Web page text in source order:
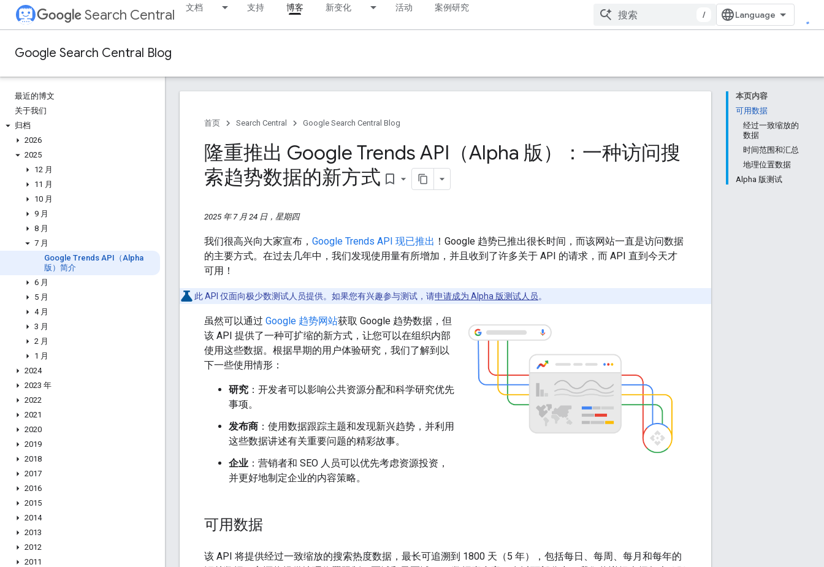
Search Central 文档 支持 博客 新变化 活动 案例研究
/
Google Search Central Blog
最近的博文
关于我们
归档
2026
2025
12 月
11 月
10 月
9 月
8 月
7 月
Google Trends API（Alpha
版）简介
6 月
5 月
4 月
3 月
2 月
1 月
2024
2023 年
2022
2021
2020
2019
2018
2017
2016
2015
2014
2013
2012
2011
本页内容
可用数据
经过一致缩放的
数据
时间范围和汇总
地理位置数据
Alpha 版测试
首页 Search Central Google Search Central Blog
隆重推出 Google Trends API（Alpha 版）：一种访问搜
索趋势数据的新方式 bookmark_border
2025 年 7 月 24 日，星期四
我们很高兴向大家宣布， Google Trends API 现已推出 ！Google 趋势已推出很长时间，而该网站一直是访问数据
的主要方式。在过去几年中，我们发现使用量有所增加，并且收到了许多关于 API 的请求，而 API 直到今天才
可用！
此 API 仅面向极少数测试人员提供。如果您有兴趣参与测试，请申请成为 Alpha 版测试人员。
虽然可以通过 Google 趋势网站获取 Google 趋势数据，但
该 API 提供了一种可扩缩的新方式，让您可以在组织内部
使用这些数据。根据早期的用户体验研究，我们了解到以
下一些使用情形：
研究 ：开发者可以影响公共资源分配和科学研究优先
事项。
发布商 ：使用数据跟踪主题和发现新兴趋势，并利用
这些数据讲述有关重要问题的精彩故事。
企业 ：营销者和 SEO 人员可以优先考虑资源投资，
并更好地制定企业的内容策略。
可用数据
该 API 将提供经过一致缩放的搜索热度数据，最长可追溯到 1800 天（5 年），包括每日、每周、每月和每年的